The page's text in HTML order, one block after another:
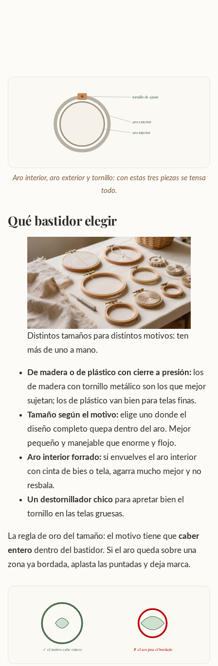
tornillo de ajuste
aro exterior
aro interior
Aro interior, aro exterior y tornillo: con estas tres piezas se tensa
todo.
Qué bastidor elegir
Distintos tamaños para distintos motivos: ten
más de uno a mano.
De madera o de plástico con cierre a presión: los
de madera con tornillo metálico son los que mejor
sujetan; los de plástico van bien para telas finas.
Tamaño según el motivo: elige uno donde el
diseño completo quepa dentro del aro. Mejor
pequeño y manejable que enorme y flojo.
Aro interior forrado: si envuelves el aro interior
con cinta de bies o tela, agarra mucho mejor y no
resbala.
Un destornillador chico para apretar bien el
tornillo en las telas gruesas.
La regla de oro del tamaño: el motivo tiene que caber
entero dentro del bastidor. Si el aro queda sobre una
zona ya bordada, aplasta las puntadas y deja marca.
✓ el motivo cabe entero ✗ el aro pisa el bordado